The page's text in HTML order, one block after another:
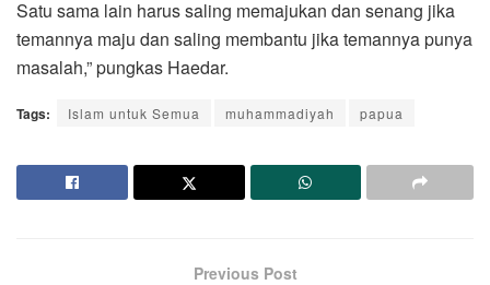
Satu sama lain harus saling memajukan dan senang jika
temannya maju dan saling membantu jika temannya punya
masalah,” pungkas Haedar.
Tags: Islam untuk Semua muhammadiyah papua
Previous Post